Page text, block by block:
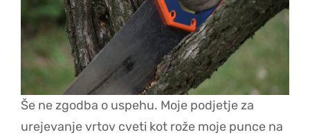
Še ne zgodba o uspehu. Moje podjetje za
urejevanje vrtov cveti kot rože moje punce na